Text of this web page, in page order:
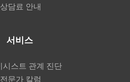
상담료 안내
서비스
시스트 관계 진단
전문가 칼럼